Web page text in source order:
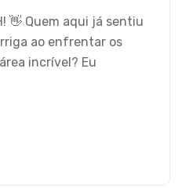
👋 Quem aqui já sentiu
ao enfrentar os
incrível? Eu